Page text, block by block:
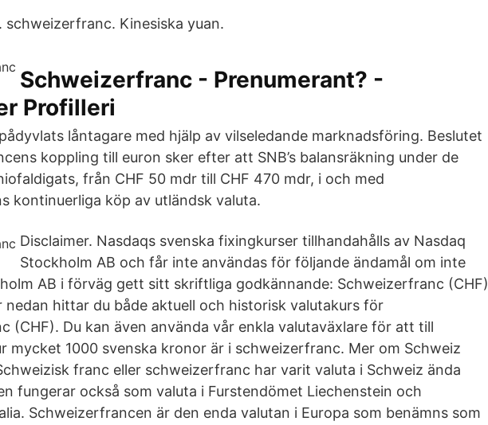
schweizerfranc. Kinesiska yuan.
Schweizerfranc - Prenumerant? -
Profilleri
låntagare med hjälp av vilseledande marknadsföring. Beslutet
koppling till euron sker efter att SNB’s balansräkning under de
från CHF 50 mdr till CHF 470 mdr, i och med
kontinuerliga köp av utländsk valuta.
Disclaimer. Nasdaqs svenska fixingkurser tillhandahålls av Nasdaq
Stockholm AB och får inte användas för följande ändamål om inte
AB i förväg gett sitt skriftliga godkännande: Schweizerfranc (CHF)
nedan hittar du både aktuell och historisk valutakurs för
(CHF). Du kan även använda vår enkla valutaväxlare för att till
mycket 1000 svenska kronor är i schweizerfranc. Mer om Schweiz
franc eller schweizerfranc har varit valuta i Schweiz ända
fungerar också som valuta i Furstendömet Liechenstein och
Schweizerfrancen är den enda valutan i Europa som benämns som